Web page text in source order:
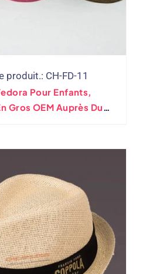
produit.: CH-FD-11
Pour Enfants,
Gros OEM Auprès Du